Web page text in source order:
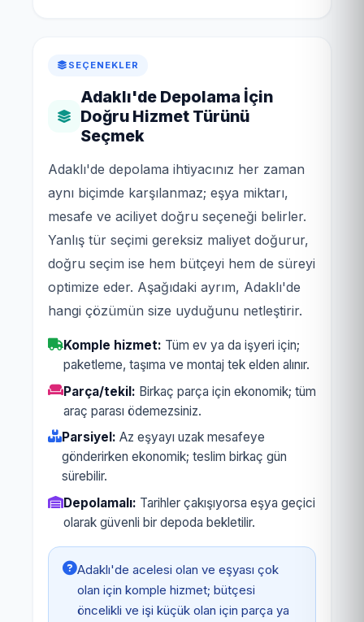
SEÇENEKLER
Adaklı'de Depolama İçin
Doğru Hizmet Türünü
Seçmek
Adaklı'de depolama ihtiyacınız her zaman
aynı biçimde karşılanmaz; eşya miktarı,
mesafe ve aciliyet doğru seçeneği belirler.
Yanlış tür seçimi gereksiz maliyet doğurur,
doğru seçim ise hem bütçeyi hem de süreyi
optimize eder. Aşağıdaki ayrım, Adaklı'de
hangi çözümün size uyduğunu netleştirir.
Komple hizmet: Tüm ev ya da işyeri için;
paketleme, taşıma ve montaj tek elden alınır.
Parça/tekil: Birkaç parça için ekonomik; tüm
araç parası ödemezsiniz.
Parsiyel: Az eşyayı uzak mesafeye
gönderirken ekonomik; teslim birkaç gün
sürebilir.
Depolamalı: Tarihler çakışıyorsa eşya geçici
olarak güvenli bir depoda bekletilir.
Adaklı'de acelesi olan ve eşyası çok
olan için komple hizmet; bütçesi
öncelikli ve işi küçük olan için parça ya